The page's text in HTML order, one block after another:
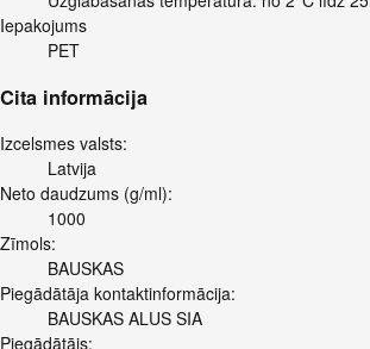
Iepakojums
PET
Cita informācija
Izcelsmes valsts:
Latvija
Neto daudzums (g/ml):
1000
Zīmols:
BAUSKAS
Piegādātāja kontaktinformācija:
BAUSKAS ALUS SIA
Piegādātājs: